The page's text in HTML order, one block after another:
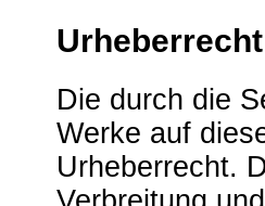
Urheberrecht
Die durch die
Werke auf
Urheberrecht.